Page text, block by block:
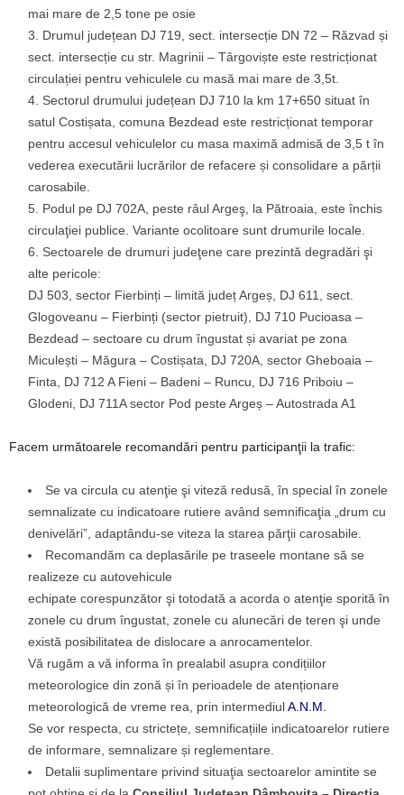
mai mare de 2,5 tone pe osie
Drumul județean DJ 719, sect. intersecție DN 72 – Răzvad și
sect. intersecție cu str. Magrinii – Târgoviște este restricționat
circulației pentru vehiculele cu masă mai mare de 3,5t.
Sectorul drumului județean DJ 710 la km 17+650 situat în
satul Costișata, comuna Bezdead este restricționat temporar
pentru accesul vehiculelor cu masa maximă admisă de 3,5 t în
vederea executării lucrărilor de refacere și consolidare a părții
carosabile.
Podul pe DJ 702A, peste râul Argeş, la Pătroaia, este închis
circulaţiei publice. Variante ocolitoare sunt drumurile locale.
Sectoarele de drumuri judeţene care prezintă degradări şi
alte pericole:
DJ 503, sector Fierbinți – limită județ Argeș, DJ 611, sect.
Glogoveanu – Fierbinți (sector pietruit), DJ 710 Pucioasa –
Bezdead – sectoare cu drum îngustat și avariat pe zona
Miculești – Măgura – Costișata, DJ 720A, sector Gheboaia –
Finta, DJ 712 A Fieni – Badeni – Runcu, DJ 716 Priboiu –
Glodeni, DJ 711A sector Pod peste Argeș – Autostrada A1
Facem următoarele recomandări pentru participanţii la trafic:
Se va circula cu atenţie şi viteză redusă, în special în zonele
semnalizate cu indicatoare rutiere având semnificaţia „drum cu
denivelări”, adaptându-se viteza la starea părţii carosabile.
Recomandăm ca deplasările pe traseele montane să se
realizeze cu autovehicule
echipate corespunzător şi totodată a acorda o atenţie sporită în
zonele cu drum îngustat, zonele cu alunecări de teren şi unde
există posibilitatea de dislocare a anrocamentelor.
Vă rugăm a vă informa în prealabil asupra condițiilor
meteorologice din zonă și în perioadele de atenționare
meteorologică de vreme rea, prin intermediulA.N.M.
Se vor respecta, cu strictețe, semnificațiile indicatoarelor rutiere
de informare, semnalizare și reglementare.
Detalii suplimentare privind situaţia sectoarelor amintite se